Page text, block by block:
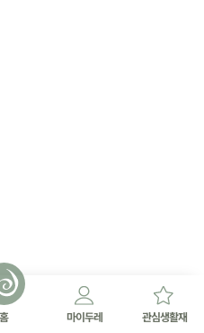
홈 마이두레 관심생활재